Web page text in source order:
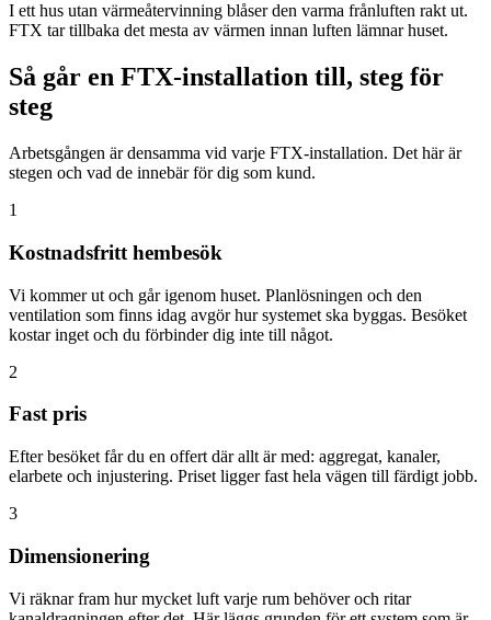
I ett hus utan värmeåtervinning blåser den varma frånluften rakt ut.
FTX tar tillbaka det mesta av värmen innan luften lämnar huset.
Så går en FTX-installation till, steg för
steg
Arbetsgången är densamma vid varje FTX-installation. Det här är
stegen och vad de innebär för dig som kund.
1
Kostnadsfritt hembesök
Vi kommer ut och går igenom huset. Planlösningen och den
ventilation som finns idag avgör hur systemet ska byggas. Besöket
kostar inget och du förbinder dig inte till något.
2
Fast pris
Efter besöket får du en offert där allt är med: aggregat, kanaler,
elarbete och injustering. Priset ligger fast hela vägen till färdigt jobb.
3
Dimensionering
Vi räknar fram hur mycket luft varje rum behöver och ritar